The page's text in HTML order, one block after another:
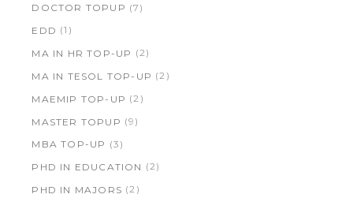
DOCTOR TOPUP (7)
EDD (1)
MA IN HR TOP-UP (2)
MA IN TESOL TOP-UP (2)
MAEMIP TOP-UP (2)
MASTER TOPUP (9)
MBA TOP-UP (3)
PHD IN EDUCATION (2)
PHD IN MAJORS (2)